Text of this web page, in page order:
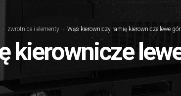
zwrotnice i elementy Wąs kierowniczy ramię kierownicze lewe
kierownicze